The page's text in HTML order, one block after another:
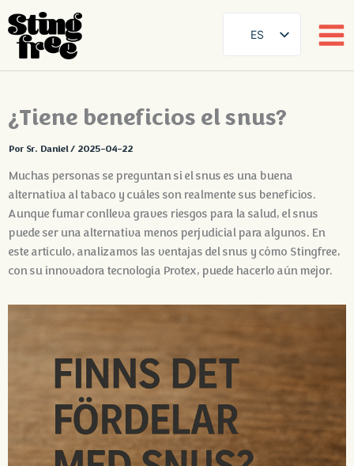
contenido
ES
DE
DA
NB
ZH
¿Tiene beneficios el snus?
Por Sr. Daniel/ 2025-04-22
Muchas personas se preguntan si el snus es una buena
alternativa al tabaco y cuáles son realmente sus beneficios.
Aunque fumar conlleva graves riesgos para la salud, el snus
puede ser una alternativa menos perjudicial para algunos. En
este artículo, analizamos las ventajas del snus y cómo Stingfree,
con su innovadora tecnología Protex, puede hacerlo aún mejor.